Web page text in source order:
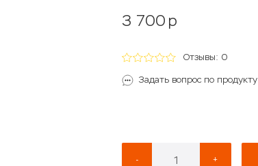
3 700 p
Отзывы: 0
Задать вопрос по продукту
- +